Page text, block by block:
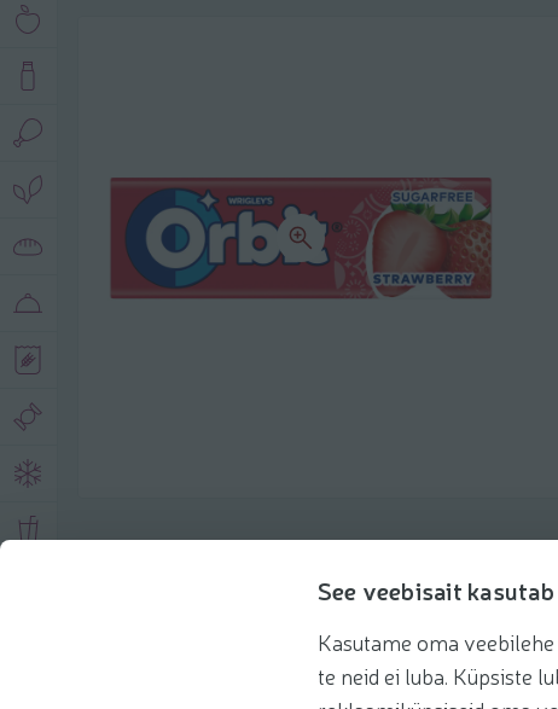
See veebisait
Kasutame oma
te neid ei luba. Küpsiste
Soovitatud tooted Kasuta